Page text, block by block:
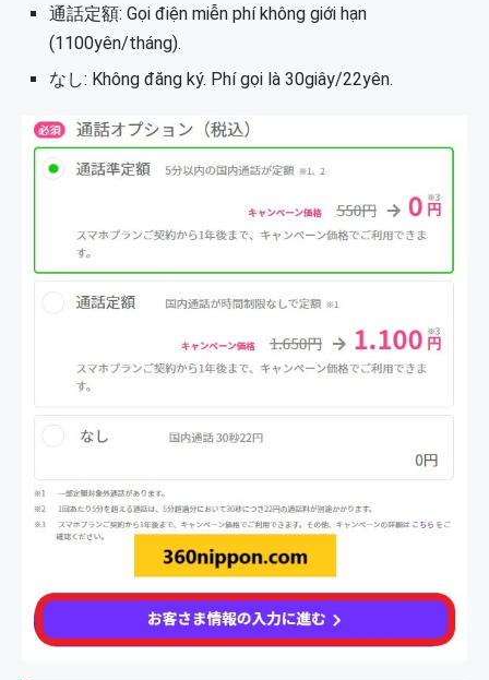
通話定額: Gọi điện miễn phí không giới hạn
(1100yên/tháng).
なし: Không đăng ký. Phí gọi là 30giây/22yên.